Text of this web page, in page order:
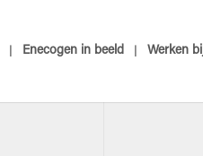
Enecogen in beeld Werken bij